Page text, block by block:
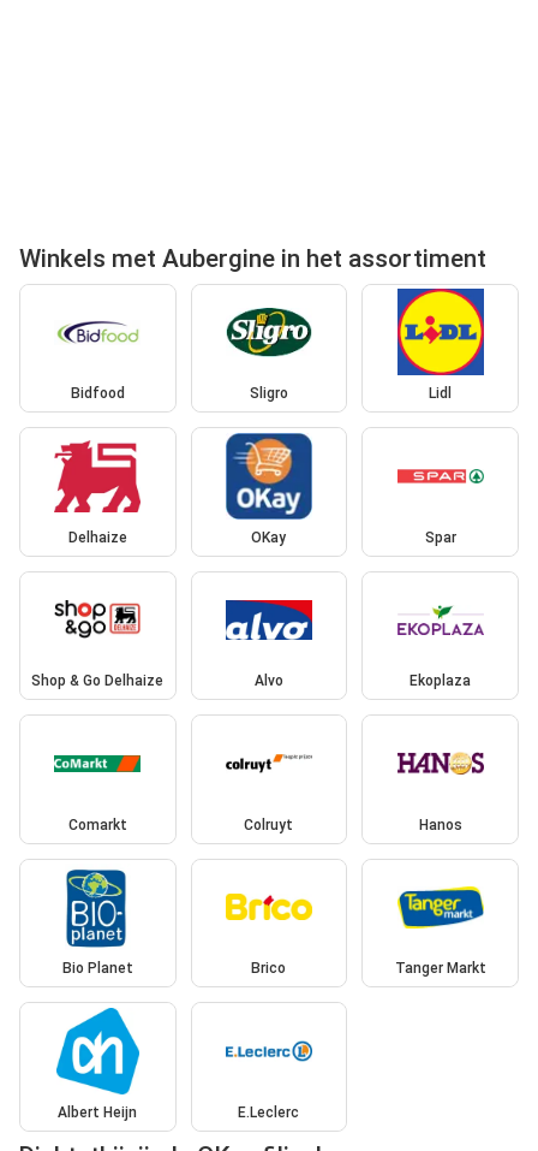
Winkels met Aubergine in het assortiment
Bidfood Sligro Lidl
Delhaize OKay Spar
Shop & Go Delhaize Alvo Ekoplaza
Comarkt Colruyt Hanos
Bio Planet Brico Tanger Markt
Albert Heijn E.Leclerc